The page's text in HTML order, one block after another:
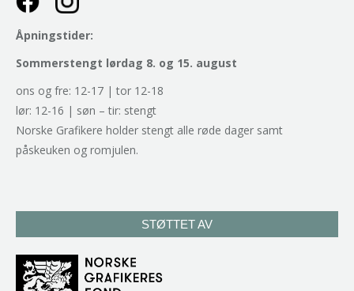
Åpningstider:
Sommerstengt lørdag 8. og 15. august
ons og fre: 12-17 | tor 12-18
lør: 12-16 | søn – tir: stengt
Norske Grafikere holder stengt alle røde dager samt
påskeuken og romjulen.
STØTTET AV